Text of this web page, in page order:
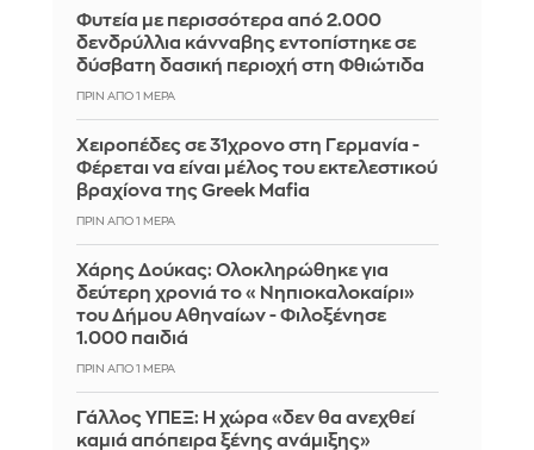
Φυτεία με περισσότερα από 2.000
δενδρύλλια κάνναβης εντοπίστηκε σε
δύσβατη δασική περιοχή στη Φθιώτιδα
ΠΡΙΝ ΑΠΌ 1 ΜΈΡΑ
Χειροπέδες σε 31χρονο στη Γερμανία -
Φέρεται να είναι μέλος του εκτελεστικού
βραχίονα της Greek Mafia
ΠΡΙΝ ΑΠΌ 1 ΜΈΡΑ
Χάρης Δούκας: Ολοκληρώθηκε για
δεύτερη χρονιά το «Νηπιοκαλοκαίρι»
του Δήμου Αθηναίων - Φιλοξένησε
1.000 παιδιά
ΠΡΙΝ ΑΠΌ 1 ΜΈΡΑ
Γάλλος ΥΠΕΞ: Η χώρα «δεν θα ανεχθεί
καμιά απόπειρα ξένης ανάμιξης»